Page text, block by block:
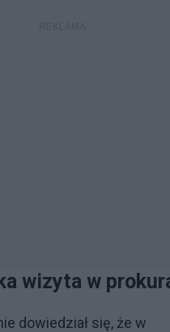
wizyta w
dowiedział się, że w